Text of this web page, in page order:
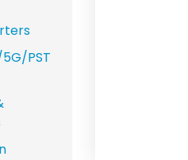
PST